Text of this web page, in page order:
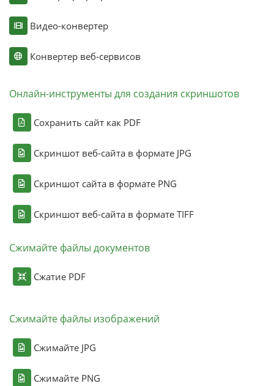
Видео-конвертер
Конвертер веб-сервисов
Онлайн-инструменты для создания скриншотов
Сохранить сайт как PDF
Скриншот веб-сайта в формате JPG
Скриншот сайта в формате PNG
Скриншот веб-сайта в формате TIFF
Сжимайте файлы документов
Сжатие PDF
Сжимайте файлы изображений
Сжимайте JPG
Сжимайте PNG